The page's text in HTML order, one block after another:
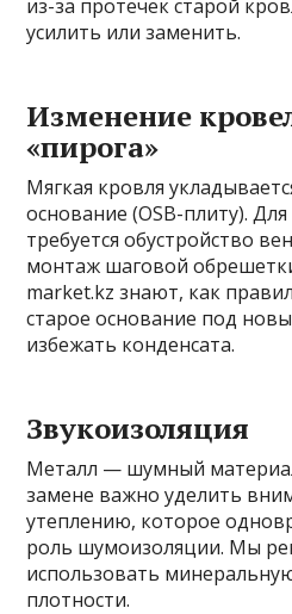
из-за протечек старой
усилить или заменить.
Изменение
«пирога»
Мягкая кровля
основание (OSB-плиту).
требуется обустройство
монтаж шаговой
market.kz знают, как
старое основание под
избежать конденсата.
Звукоизоляция
Металл — шумный
замене важно уделить
утеплению, которое
роль шумоизоляции. Мы
использовать
плотности.